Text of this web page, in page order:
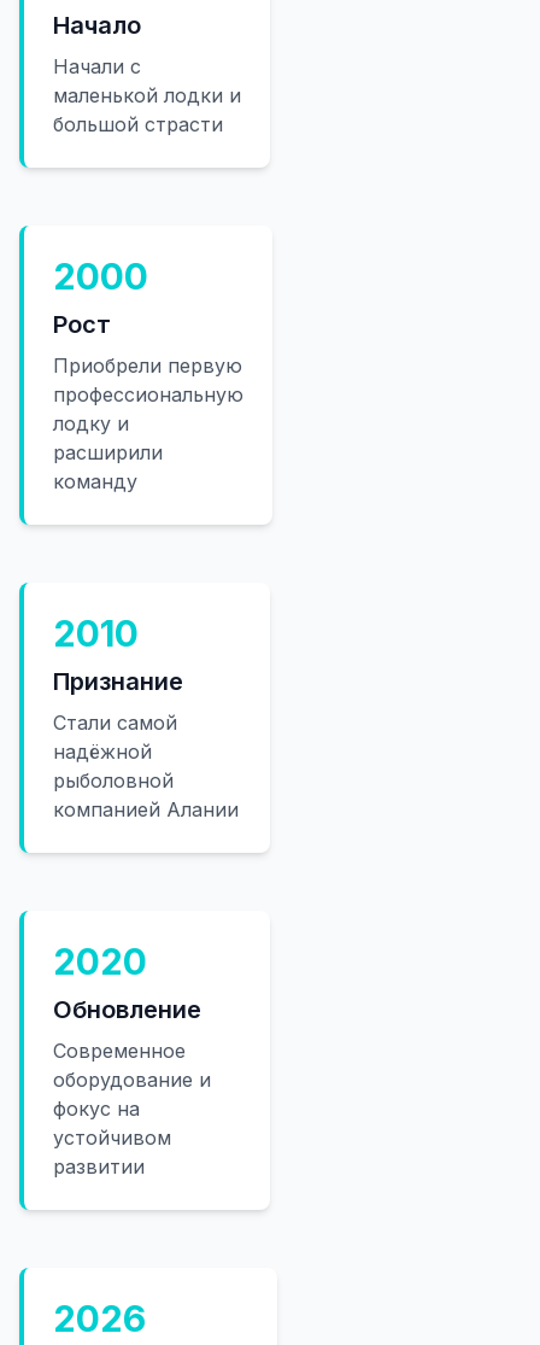
Начало
Начали с
маленькой лодки и
большой страсти
2000
Рост
Приобрели первую
профессиональную
лодку и
расширили
команду
2010
Признание
Стали самой
надёжной
рыболовной
компанией Алании
2020
Обновление
Современное
оборудование и
фокус на
устойчивом
развитии
2026